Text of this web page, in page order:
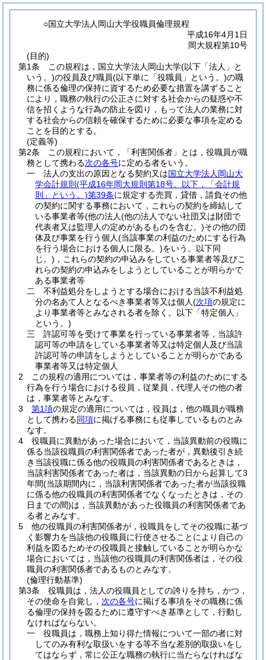
○国立大学法人岡山大学役職員倫理規程
平成16年4月1日
岡大規程第10号
(目的)
第1条
この規程は，国立大学法人岡山大学(以下「法人」と
いう。)の役員及び職員(以下単に「役職員」という。)の職
務に係る倫理の保持に資するため必要な措置を講ずること
により，職務の執行の公正さに対する社会からの疑惑や不
信を招くような行為の防止を図り，もって法人の業務に対
する社会からの信頼を確保するために必要な事項を定める
ことを目的とする。
(定義等)
第2条
この規程において，「利害関係者」とは，役職員が職
務として携わる次の各号に定める者をいう。
一
法人の支出の原因となる契約又は国立大学法人岡山大
学会計規則 (平成16年岡大規則第18号。以下，「会計規
則」という。)第39条に規定する売買，貸借，請負その他
の契約に関する事務において，これらの契約を締結して
いる事業者等(他の法人(他の法人でない社団又は財団で
代表者又は監理人の定めがあるものを含む。)その他の団
体及び事業を行う個人(当該事業の利益のためにする行為
を行う場合における個人に限る。)をいう。以下同
じ。) ，これらの契約の申込みをしている事業者等及びこ
れらの契約の申込みをしようとしていることが明らかで
ある事業者等
二
不利益処分をしようとする場合における当該不利益処
分の名あて人となるべき事業者等又は個人(次項の規定に
より事業者等とみなされる者を除く。以下「特定個人」
という。)
三
許認可等を受けて事業を行っている事業者等，当該許
認可等の申請をしている事業者等又は特定個人及び当該
許認可等の申請をしようとしていることが明らかである
事業者等又は特定個人
2
この規程の適用については，事業者等の利益のためにする
行為を行う場合における役員，従業員，代理人その他の者
は，事業者等とみなす。
3
第1項の規定の適用については，役員は，他の職員が職務
として携わる同項に掲げる事務にも従事しているものとみ
なす。
4
役職員に異動があった場合において，当該異動前の役職に
係る当該役職員の利害関係者であった者が，異動後引き続
き当該役職に係る他の役職員の利害関係者であるときは，
当該利害関係者であった者は，当該異動の日から起算して3
年間(当該期間内に，当該利害関係者であった者が当該役職
に係る他の役職員の利害関係者でなくなったときは，その
日までの間)は，当該異動があった役職員の利害関係者であ
る者とみなす。
5
他の役職員の利害関係者が，役職員をしてその役職に基づ
く影響力を当該他の役職員に行使させることにより自己の
利益を図るためその役職員と接触していることが明らかな
場合においては，当該他の役職員の利害関係者は，その役
職員の利害関係者であるものとみなす。
(倫理行動基準)
第3条
役職員は，法人の役職員としての誇りを持ち，かつ，
その使命を自覚し， 次の各号に掲げる事項をその職務に係
る倫理の保持を図るために遵守すべき基準として，行動し
なければならない。
一
役職員は，職務上知り得た情報について一部の者に対
してのみ有利な取扱いをする等不当な差別的取扱いをし
てはならず，常に公正な職務の執行に当たらなければな